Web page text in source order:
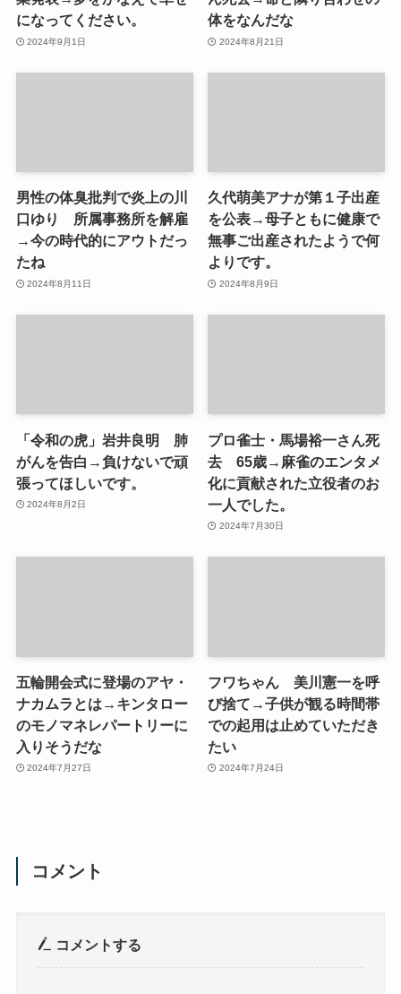
になってください。
2024年9月1日
体をなんだな
2024年8月21日
男性の体臭批判で炎上の川
口ゆり 所属事務所を解雇
→今の時代的にアウトだっ
たね
2024年8月11日
久代萌美アナが第１子出産
を公表→母子ともに健康で
無事ご出産されたようで何
よりです。
2024年8月9日
「令和の虎」岩井良明 肺
がんを告白→負けないで頑
張ってほしいです。
2024年8月2日
プロ雀士・馬場裕一さん死
去 65歳→麻雀のエンタメ
化に貢献された立役者のお
一人でした。
2024年7月30日
五輪開会式に登場のアヤ・
ナカムラとは→キンタロー
のモノマネレパートリーに
入りそうだな
2024年7月27日
フワちゃん 美川憲一を呼
び捨て→子供が観る時間帯
での起用は止めていただき
たい
2024年7月24日
コメント
コメントする